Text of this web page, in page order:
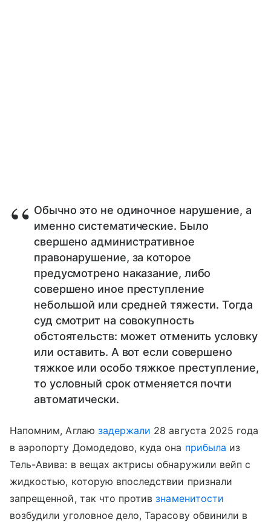
Обычно это не одиночное нарушение, а
именно систематические. Было
свершено административное
правонарушение, за которое
предусмотрено наказание, либо
совершено иное преступление
небольшой или средней тяжести. Тогда
суд смотрит на совокупность
обстоятельств: может отменить условку
или оставить. А вот если совершено
тяжкое или особо тяжкое преступление,
то условный срок отменяется почти
автоматически.
Напомним, Аглаю задержали 28 августа 2025 года
в аэропорту Домодедово, куда она прибыла из
Тель-Авива: в вещах актрисы обнаружили вейп с
жидкостью, которую впоследствии признали
запрещенной, так что противзнаменитости
возбудили уголовное дело, Тарасову обвинили в